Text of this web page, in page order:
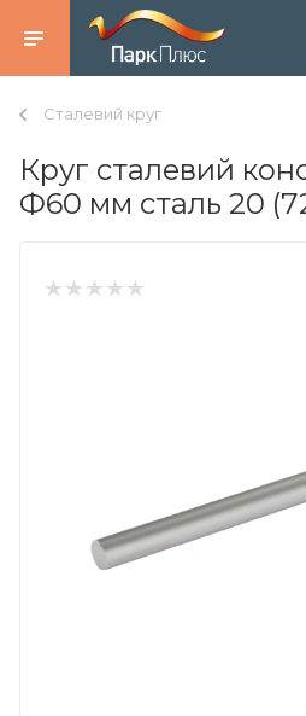
Сталевий круг
Круг сталевий
Ф60 мм сталь 20